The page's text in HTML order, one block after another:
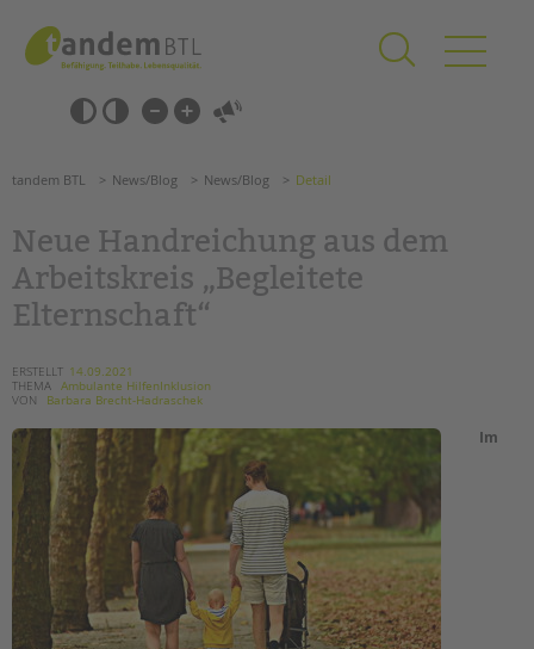
springen
Barrierefrei-
Einstellungen
überspringen
überspringen
SCHULE & GANZTAG
Grundschulen
Oberschulen
Kollegs
Schulbezogene Sozialarbeit
Tagesgruppen
HILFEN ZUR ERZIEHUNG
EINGLIEDERUNGSHILFE
BETREUTES WOHNEN
Suchen
tandem BTL News/Blog News/Blog Detail
Neue Handreichung aus dem
Arbeitskreis „Begleitete
Elternschaft“
ERSTELLT 14.09.2021
THEMA Ambulante HilfenInklusion
VON
Barbara Brecht-Hadraschek
Im